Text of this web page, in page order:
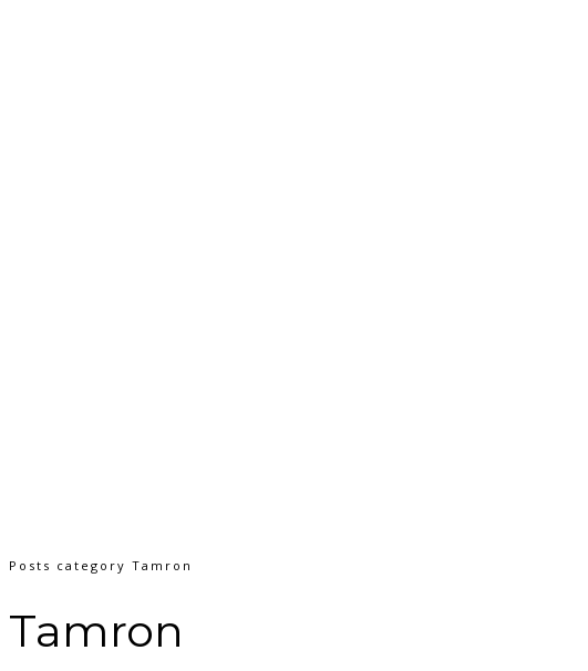
Posts category Tamron
Tamron